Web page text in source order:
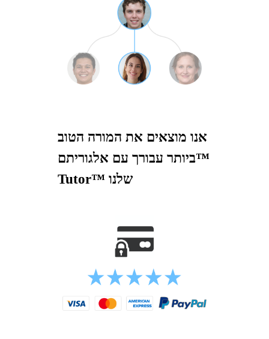
אנו מוצאים את המורה הטוב
ביותר עבורך עם אלגוריתם™
Tutor™ שלנו